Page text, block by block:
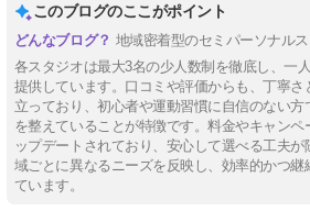
このブログのここがポイント
地域密着型のセミパーソナル
各スタジオは最大3名の少人数制を徹底し、一
提供しています。口コミや評価からも、丁寧
立っており、初心者や運動習慣に自信のない
を整えていることが特徴です。料金やキャン
ップデートされており、安心して選べる工夫
域ごとに異なるニーズを反映し、効率的かつ継
ています。